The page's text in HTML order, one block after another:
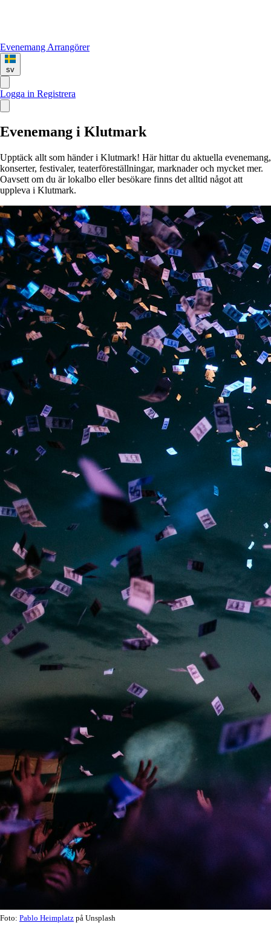
Evenemang Arrangörer
sv
Logga in Registrera
Evenemang i Klutmark
Upptäck allt som händer i Klutmark! Här hittar du aktuella evenemang,
konserter, festivaler, teaterföreställningar, marknader och mycket mer.
Oavsett om du är lokalbo eller besökare finns det alltid något att
uppleva i Klutmark.
Foto: Pablo Heimplatz på Unsplash